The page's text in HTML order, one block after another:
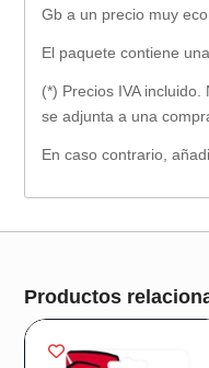
Gb a un precio muy
El paquete contiene
(*) Precios IVA
se adjunta a una
En caso contrario,
Productos